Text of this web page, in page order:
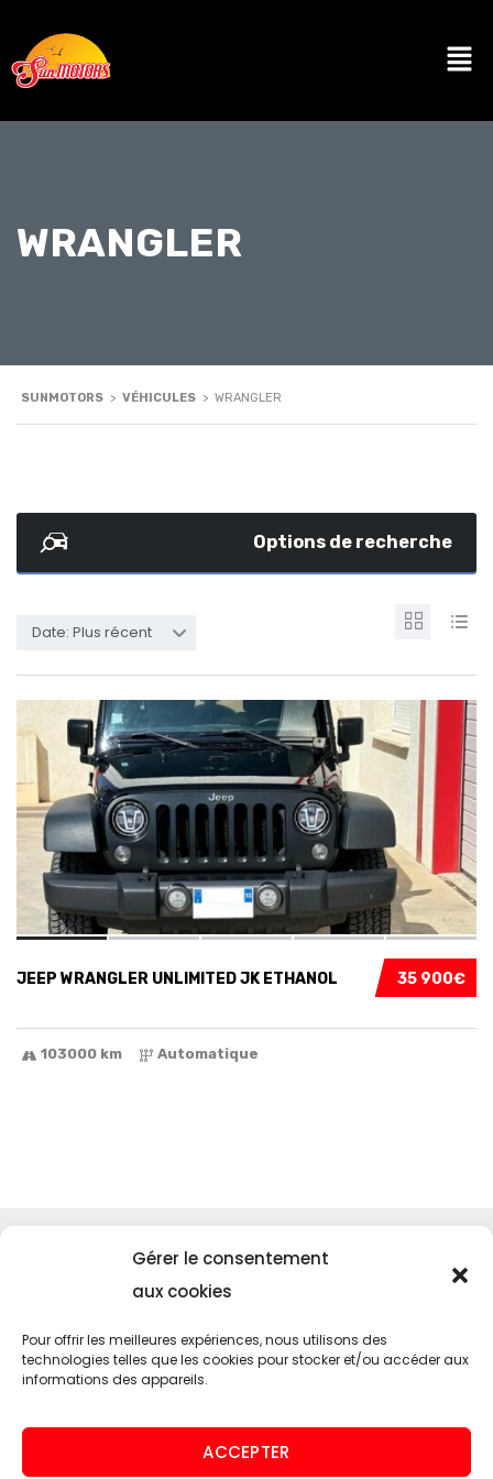
Gérer le consentement
aux cookies
Pour offrir les meilleures expériences, nous utilisons des
technologies telles que les cookies pour stocker et/ou accéder aux
informations des appareils.
ACCEPTER
WRANGLER
SUNMOTORS > VÉHICULES > WRANGLER
Options de recherche
Date: Plus récent
35 900€
JEEP WRANGLER UNLIMITED JK ETHANOL
103000 km Automatique
Accueil
Contact
Entretien de voiture américaine